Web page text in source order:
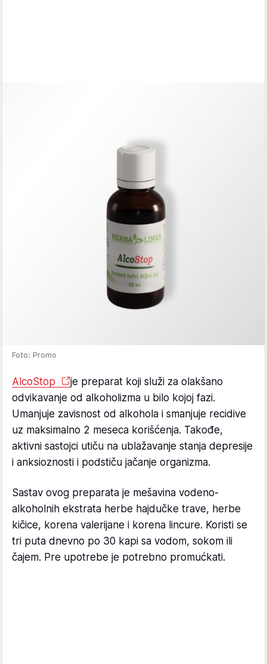
Foto: Promo
AlcoStop
je preparat koji služi za olakšano
odvikavanje od alkoholizma u bilo kojoj fazi.
Umanjuje zavisnost od alkohola i smanjuje recidive
uz maksimalno 2 meseca korišćenja. Takođe,
aktivni sastojci utiču na ublažavanje stanja depresije
i anksioznosti i podstiču jačanje organizma.
Sastav ovog preparata je mešavina vodeno-
alkoholnih ekstrata herbe hajdučke trave, herbe
kičice, korena valerijane i korena lincure. Koristi se
tri puta dnevno po 30 kapi sa vodom, sokom ili
čajem. Pre upotrebe je potrebno promućkati.